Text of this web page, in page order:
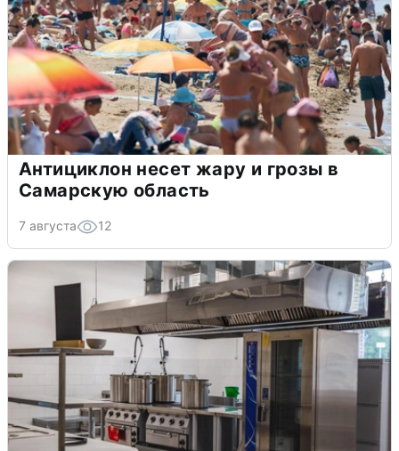
Антициклон несет жару и грозы в
Самарскую область
7 августа 12